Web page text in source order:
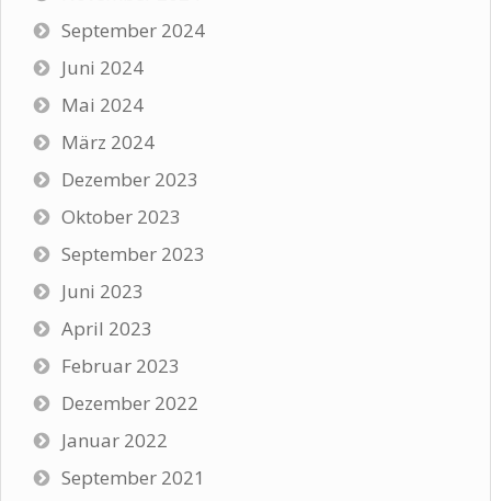
September 2024
Juni 2024
Mai 2024
März 2024
Dezember 2023
Oktober 2023
September 2023
Juni 2023
April 2023
Februar 2023
Dezember 2022
Januar 2022
September 2021